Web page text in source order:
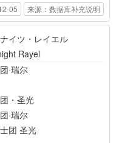
05 来源：数据库补充说明
イツ・レイエル
Rayel
·瑞尔
・圣光
·瑞尔
团 圣光